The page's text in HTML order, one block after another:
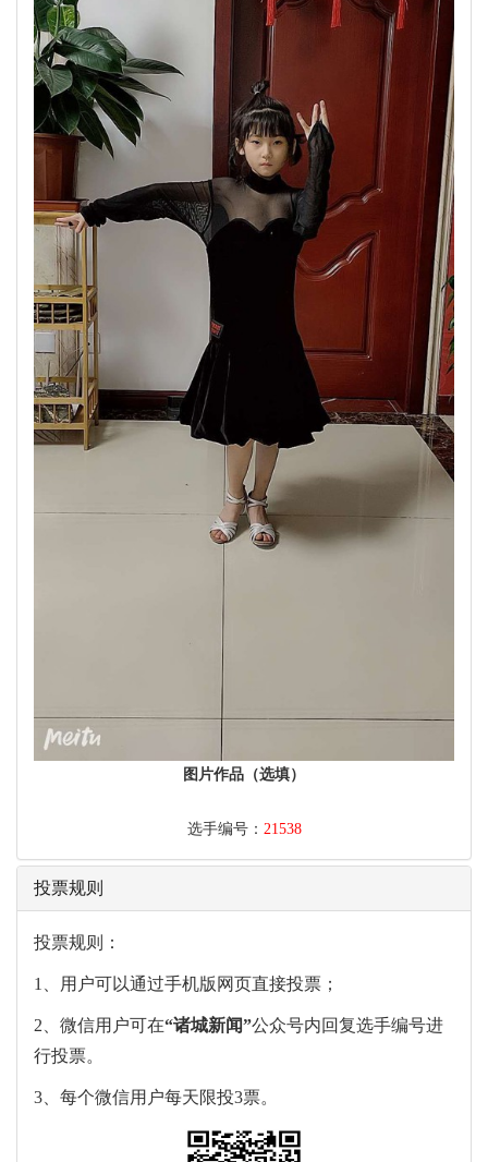
图片作品（选填）
选手编号： 21538
投票规则
投票规则：
1、用户可以通过手机版网页直接投票；
2、微信用户可在“诸城新闻”公众号内回复选手编号进
行投票。
3、每个微信用户每天限投3票。